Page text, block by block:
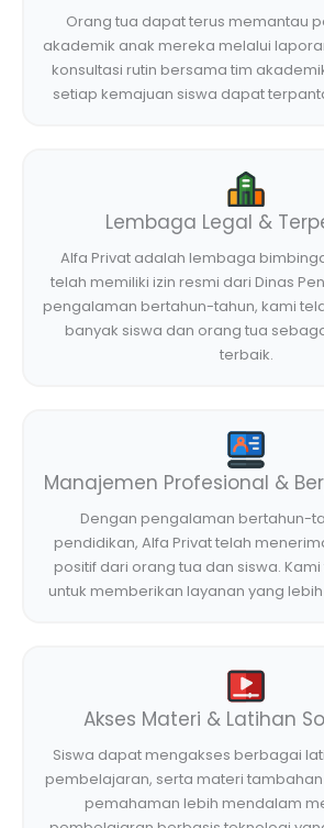
Orang tua dapat terus memantau
akademik anak mereka melalui
konsultasi rutin bersama tim
setiap kemajuan siswa dapat
Lembaga Legal &
Alfa Privat adalah lembaga
telah memiliki izin resmi dari Dinas
pengalaman bertahun-tahun, kami
banyak siswa dan orang tua
terbaik.
Manajemen Profesional &
Dengan pengalaman bertahun-
pendidikan, Alfa Privat telah
positif dari orang tua dan siswa.
untuk memberikan layanan yang
Akses Materi & Latihan
Siswa dapat mengakses berbagai
pembelajaran, serta materi
pemahaman lebih mendalam